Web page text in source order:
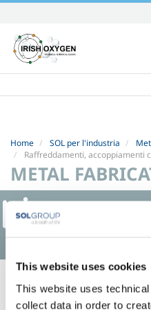
This website uses cookies
This website uses
collect data in order to
to
content.
|
to
Home SOL per l'industria
Raffreddamenti, accoppiamenti
METAL
Raffreddamenti,